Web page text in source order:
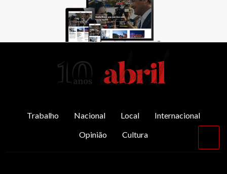
Trabalho Nacional Local
Internacional
Opinião
Cultura